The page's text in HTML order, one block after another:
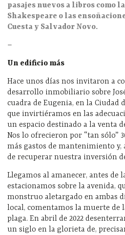
pasajes nuevos a libros como la
Shakespeare o las
Cuesta y Salvador Novo.
–
Un edificio más
Hace unos días nos invitaron a
desarrollo inmobiliario sobre
cuadra de Eugenia, en la Ciudad
que invirtiéramos en las
un espacio destinado a la venta
Nos lo ofrecieron por “tan sólo”
más gastos de mantenimiento y,
de recuperar nuestra inversión
Llegamos al amanecer, antes de
estacionamos sobre la avenida,
monstruo aletargado en ambas
local, comentamos la muerte de
plaga. En abril de 2022
un siglo en la glorieta de,